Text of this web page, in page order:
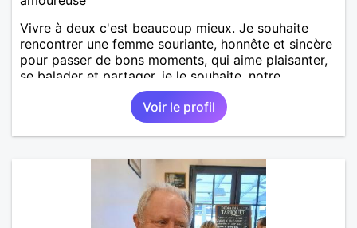
Vivre à deux c'est beaucoup mieux. Je souhaite
rencontrer une femme souriante, honnête et sincère
pour passer de bons moments, qui aime plaisanter,
se balader et partager, je le souhaite, notre
complicité. J'aime beaucoup les chantiers de
randonnée pour se défouler, se relaxer, se détendre
et finalement prendre du bon temps. C'est difficile
de tout dire en quelques lignes. En revanche, vous
d'informations. A bientôt
Voir le profil